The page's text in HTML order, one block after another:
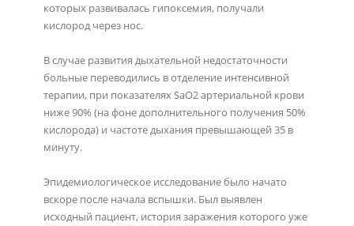
которых развивалась гипоксемия, получали
кислород через нос.
В случае развития дыхательной недостаточности
больные переводились в отделение интенсивной
терапии, при показателях SaO2 артериальной крови
ниже 90% (на фоне дополнительного получения 50%
кислорода) и частоте дыхания превышающей 35 в
минуту.
Эпидемиологическое исследование было начато
вскоре после начала вспышки. Был выявлен
исходный пациент, история заражения которого уже